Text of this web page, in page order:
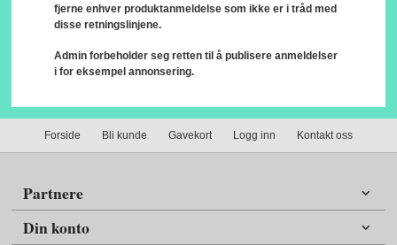
fjerne enhver produktanmeldelse som ikke er i tråd med
disse retningslinjene.
Admin forbeholder seg retten til å publisere anmeldelser
i for eksempel annonsering.
Forside Bli kunde Gavekort Logg inn Kontakt oss
Partnere
Din konto